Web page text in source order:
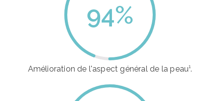
94%
Amélioration de l'aspect général de la peau¹.